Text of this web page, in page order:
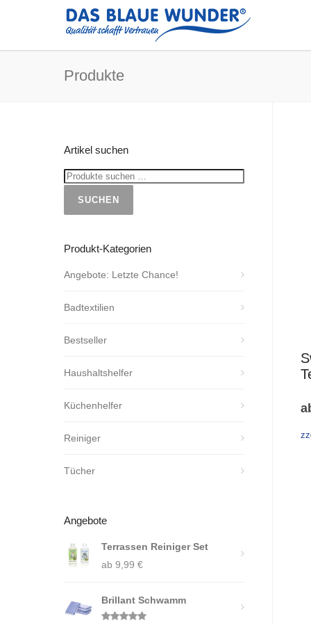
Produkte
Artikel suchen
SUCHEN
Produkt-Kategorien
Angebote: Letzte Chance!
Badtextilien
Bestseller
Haushaltshelfer
Küchenhelfer
Reiniger
Tücher
Angebote
Terrassen Reiniger Set
ab 9,99 €
Brillant Schwamm